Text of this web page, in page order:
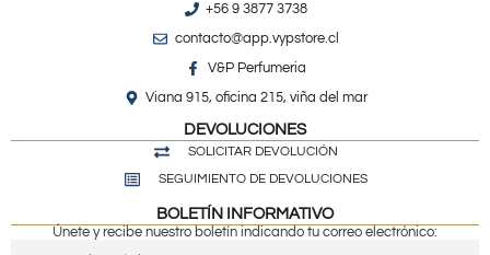
+56 9 3877 3738
contacto@app.vypstore.cl
V&P Perfumeria
Viana 915, oficina 215, viña del mar
DEVOLUCIONES
SOLICITAR DEVOLUCIÓN
SEGUIMIENTO DE DEVOLUCIONES
BOLETÍN INFORMATIVO
Únete y recibe nuestro boletín indicando tu correo electrónico: